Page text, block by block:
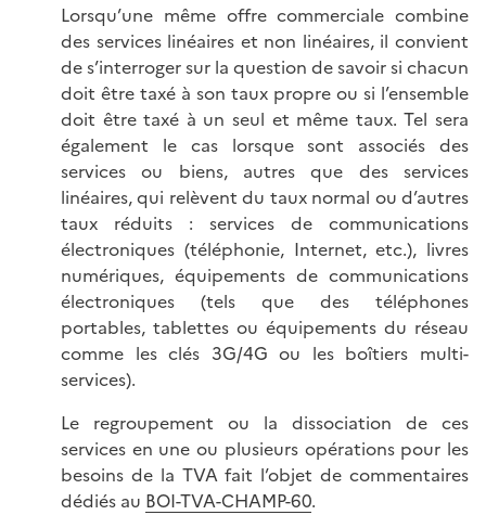
Lorsqu’une même offre commerciale combine
des services linéaires et non linéaires, il convient
de s’interroger sur la question de savoir si chacun
doit être taxé à son taux propre ou si l’ensemble
doit être taxé à un seul et même taux. Tel sera
également le cas lorsque sont associés des
services ou biens, autres que des services
linéaires, qui relèvent du taux normal ou d’autres
taux réduits : services de communications
électroniques (téléphonie, Internet, etc.), livres
numériques, équipements de communications
électroniques (tels que des téléphones
portables, tablettes ou équipements du réseau
comme les clés 3G/4G ou les boîtiers multi-
services).
Le regroupement ou la dissociation de ces
services en une ou plusieurs opérations pour les
besoins de la TVA fait l’objet de commentaires
dédiés au BOI-TVA-CHAMP-60.